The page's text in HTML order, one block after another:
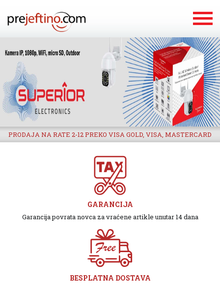
PRODAJA NA RATE 2-12 PREKO VISA GOLD, VISA, MASTERCARD
GARANCIJA
Garancija povrata novca za vraćene artikle unutar 14 dana
BESPLATNA DOSTAVA